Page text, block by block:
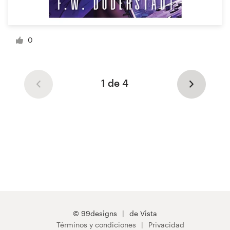
0
1 de 4
© 99designs
de Vista
Términos y condiciones
Privacidad